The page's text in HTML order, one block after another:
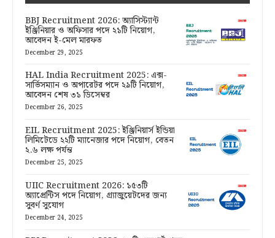
BBJ Recruitment 2026: অ্যাসিস্ট্যান্ট
ইঞ্জিনিয়ার ও অফিসার পদে ২১টি নিয়োগ,
আবেদন ই-মেল মারফত
December 29, 2025
HAL India Recruitment 2025: এক্স-
সার্ভিসম্যান ও অপারেটর পদে ২৯টি নিয়োগ,
আবেদন শেষ ৩১ ডিসেম্বর
December 26, 2025
EIL Recruitment 2025: ইঞ্জিনিয়ার্স ইন্ডিয়া
লিমিটেডে ২২টি ম্যানেজার পদে নিয়োগ, বেতন
২.৬ লক্ষ পর্যন্ত
December 25, 2025
UIIC Recruitment 2026: ১৫৩টি
অ্যাপ্রেন্টিস পদে নিয়োগ, গ্র্যাজুয়েটদের জন্য
সুবর্ণ সুযোগ
December 24, 2025